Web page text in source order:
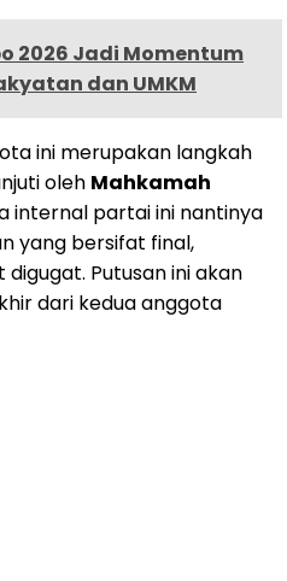
2026 Jadi Momentum
dan UMKM
ini merupakan langkah
oleh Mahkamah
internal partai ini nantinya
yang bersifat final,
Putusan ini akan
dari kedua anggota